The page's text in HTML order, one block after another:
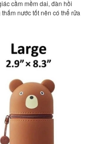
cầm mềm dai, đàn hồi
nước tốt nên có thể rửa